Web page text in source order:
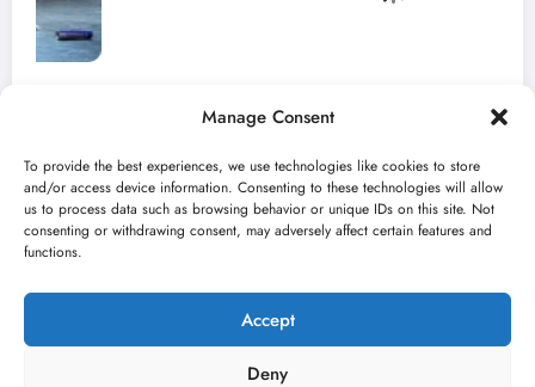
Manage Consent
To provide the best experiences, we use technologies like cookies to store
and/or access device information. Consenting to these technologies will allow
us to process data such as browsing behavior or unique IDs on this site. Not
consenting or withdrawing consent, may adversely affect certain features and
functions.
Accept
Deny
„Najveći mali festival u Vojvodini“ i ovog
Kulturni kišobran